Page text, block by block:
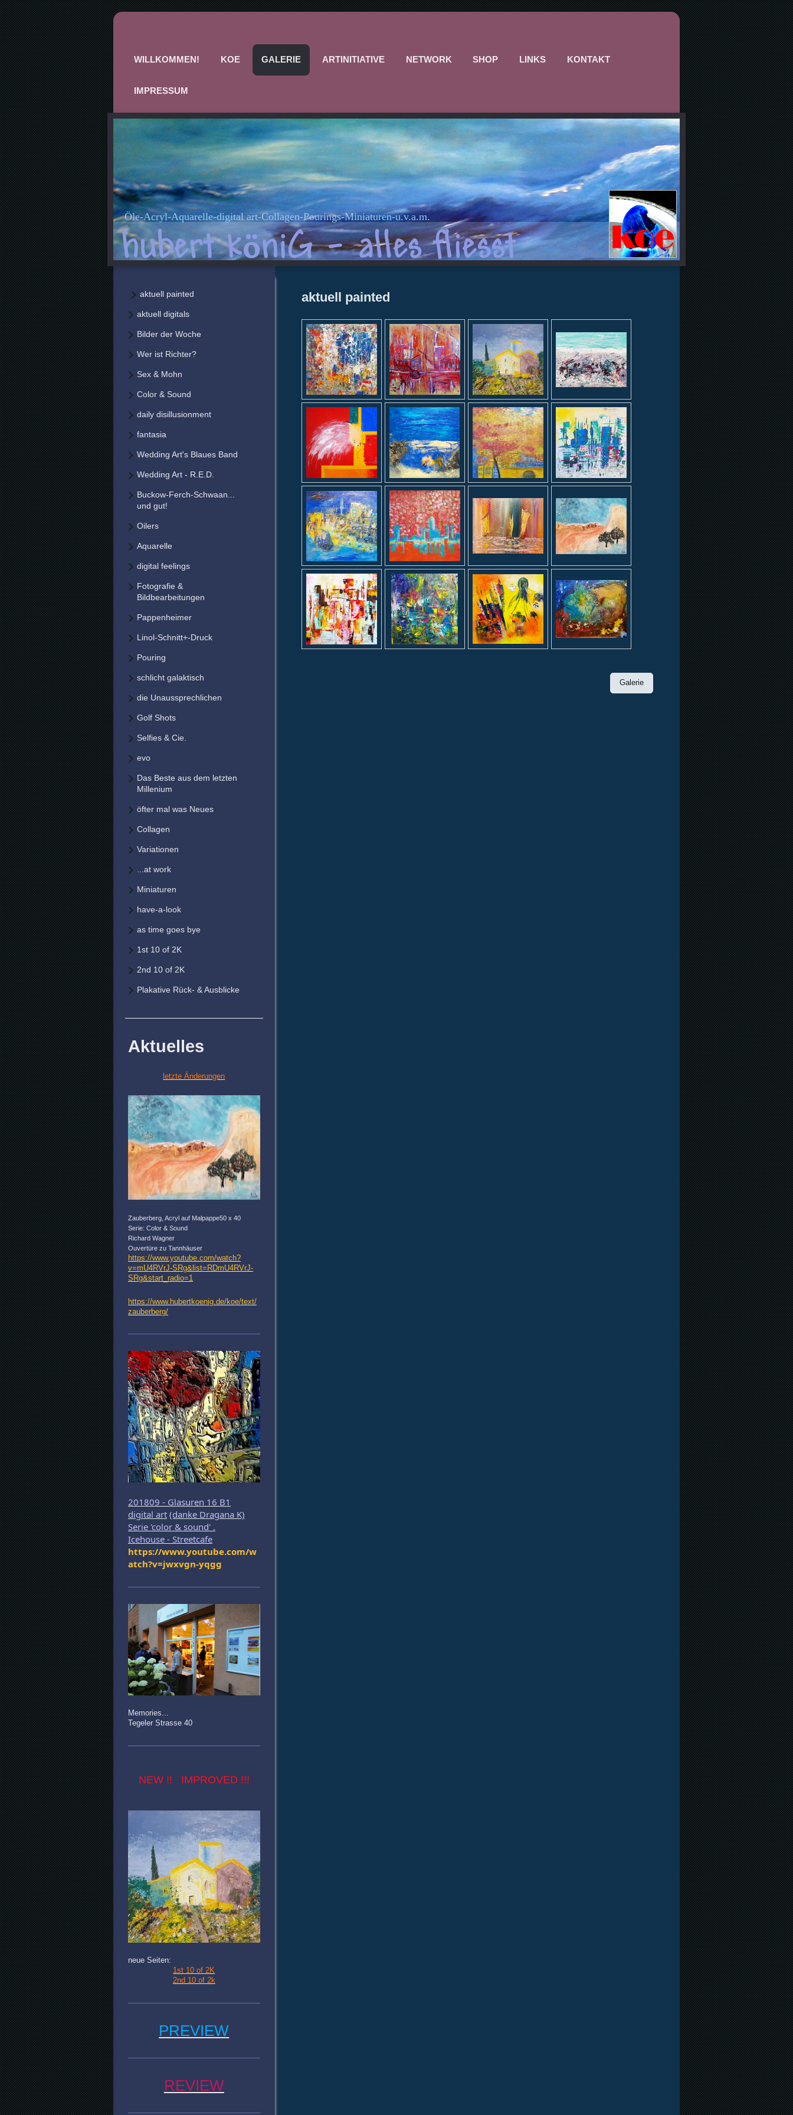
WILLKOMMEN! KOE GALERIE ARTINITIATIVE NETWORK SHOP LINKS KONTAKT
IMPRESSUM
Öle-Acryl-Aquarelle-digital art-Collagen-Pourings-Miniaturen-u.v.a.m.
aktuell painted
Galerie
aktuell painted
aktuell digitals
Bilder der Woche
Wer ist Richter?
Sex & Mohn
Color & Sound
daily disillusionment
fantasia
Wedding Art's Blaues Band
Wedding Art - R.E.D.
Buckow-Ferch-Schwaan...
und gut!
Oilers
Aquarelle
digital feelings
Fotografie &
Bildbearbeitungen
Pappenheimer
Linol-Schnitt+-Druck
Pouring
schlicht galaktisch
die Unaussprechlichen
Golf Shots
Selfies & Cie.
evo
Das Beste aus dem letzten
Millenium
öfter mal was Neues
Collagen
Variationen
...at work
Miniaturen
have-a-look
as time goes bye
1st 10 of 2K
2nd 10 of 2K
Plakative Rück- & Ausblicke
Aktuelles
letzte Änderungen
Zauberberg, Acryl auf Malpappe50 x 40
Serie: Color & Sound
Richard Wagner
Ouvertüre zu Tannhäuser
https://www.youtube.com/watch?
v=mU4RVrJ-SRg&list=RDmU4RVrJ-
SRg&start_radio=1
https://www.hubertkoenig.de/koe/text/
zauberberg/
201809 - Glasuren 16 B1
digital art (danke Dragana K)
Serie 'color & sound' .
Icehouse - Streetcafe
https://www.youtube.com/w
atch?v=jwxvgn-yqgg
Memories...
Tegeler Strasse 40
NEW !! IMPROVED !!!
neue Seiten:
1st 10 of 2K
2nd 10 of 2k
PREVIEW
REVIEW